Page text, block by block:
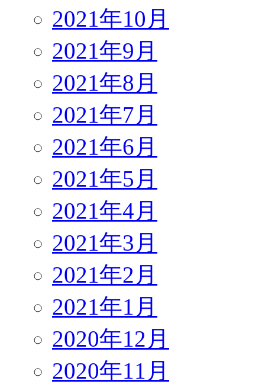
2021年10月
2021年9月
2021年8月
2021年7月
2021年6月
2021年5月
2021年4月
2021年3月
2021年2月
2021年1月
2020年12月
2020年11月